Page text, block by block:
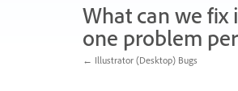
What can we
one problem
← Illustrator (Desktop) Bugs